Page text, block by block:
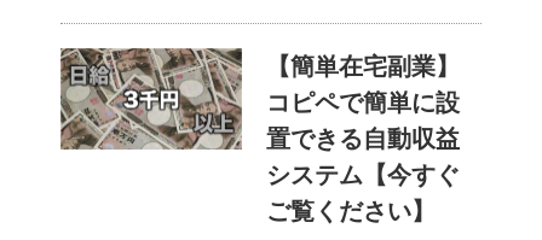
【簡単在宅副業】
コピペで簡単に設
置できる自動収益
システム【今すぐ
ご覧ください】